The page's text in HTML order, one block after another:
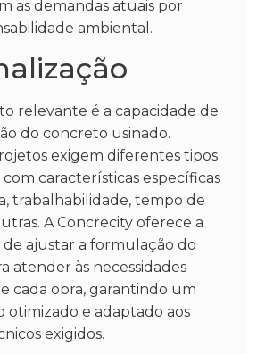
as demandas atuais por
ambiental.
relevante é a capacidade de
do concreto usinado.
exigem diferentes tipos
características específicas
trabalhabilidade, tempo de
A Concrecity oferece a
de ajustar a formulação do
atender às necessidades
cada obra, garantindo um
otimizado e adaptado aos
exigidos.